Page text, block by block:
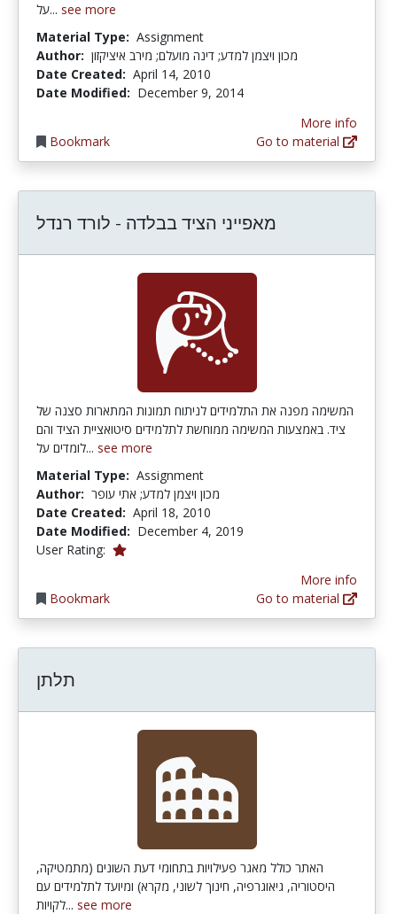
על... see more
Material Type: Assignment
Author: מכון ויצמן למדע; דינה מועלם; מירב איציקזון
Date Created: April 14, 2010
Date Modified: December 9, 2014
Bookmark
More info
Go to material
מאפייני הציד בבלדה - לורד רנדל
המשימה מפנה את התלמידים לניתוח תמונות המתארות סצנה של
ציד. באמצעות המשימה ממוחשת לתלמידים סיטואציית הציד והם
לומדים על... see more
Material Type: Assignment
Author: מכון ויצמן למדע; אתי עופר
Date Created: April 18, 2010
Date Modified: December 4, 2019
User Rating: 1.0 stars
Bookmark
More info
Go to material
תלתן
האתר כולל מאגר פעילויות בתחומי דעת השונים (מתמטיקה,
היסטוריה, גיאוגרפיה, חינוך לשוני, מקרא) ומיועד לתלמידים עם
לקויות... see more